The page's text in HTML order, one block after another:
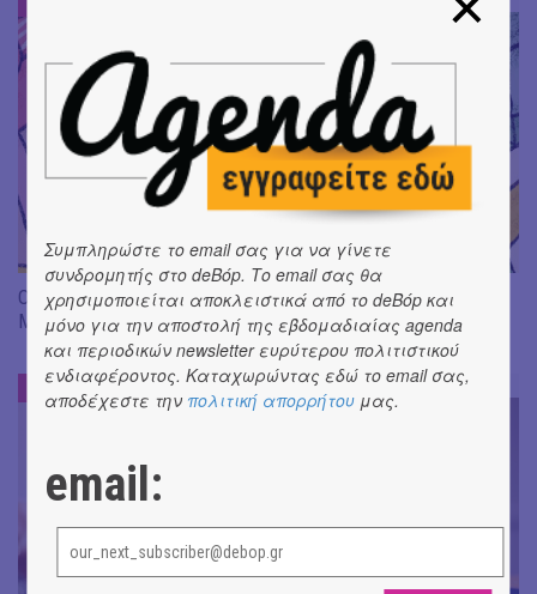
Οι δασκάλες είναι πλάσματα που κατοικούν στα σχολεία |
Μια τρυφερή και ξεκαρδιστική ιστορία γεμάτη φαντασία
KIDS CLUB :: ΠΑΙΔΙΚΑ ΝΕΑ
Συμπληρώστε το email σας για να γίνετε
συνδρομητής στο deBόp. Το email σας θα
χρησιμοποιείται αποκλειστικά από το deBόp και
μόνο για την αποστολή της εβδομαδιαίας agenda
και περιοδικών newsletter ευρύτερου πολιτιστικού
ενδιαφέροντος. Καταχωρώντας εδώ το email σας,
αποδέχεστε την πολιτική απορρήτου μας.
email: